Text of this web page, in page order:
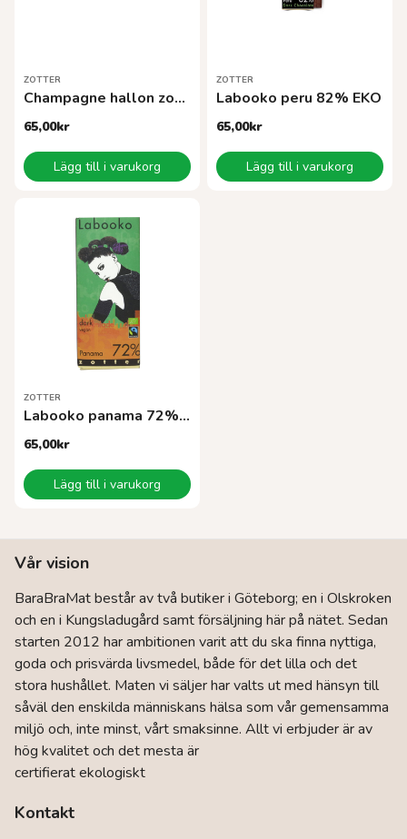
ZOTTER
Champagne hallon zotter EKO 70 g
65,00kr
Lägg till i varukorg
ZOTTER
Labooko peru 82% EKO
65,00kr
Lägg till i varukorg
ZOTTER
Labooko panama 72% EKO
65,00kr
Lägg till i varukorg
Vår vision
BaraBraMat består av två butiker i Göteborg; en i Olskroken
och en i Kungsladugård samt försäljning här på nätet. Sedan
starten 2012 har ambitionen varit att du ska finna nyttiga,
goda och prisvärda livsmedel, både för det lilla och det
stora hushållet. Maten vi säljer har valts ut med hänsyn till
såväl den enskilda människans hälsa som vår gemensamma
miljö och, inte minst, vårt smaksinne. Allt vi erbjuder är av
hög kvalitet och det mesta är
certifierat ekologiskt
Kontakt